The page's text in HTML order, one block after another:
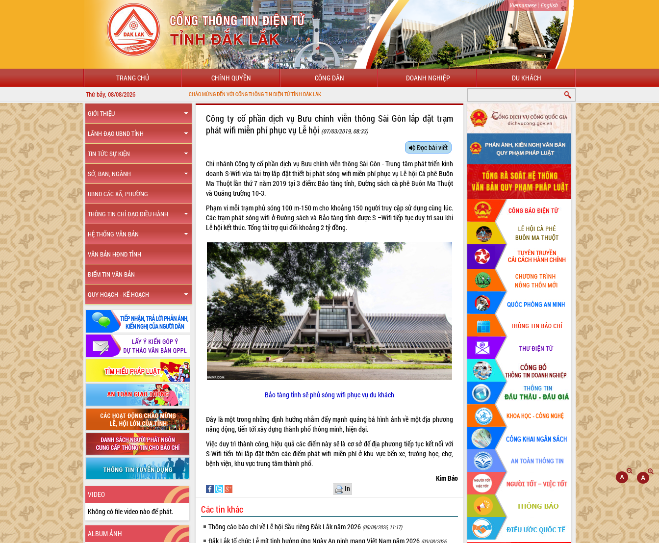
Vietnamese| English
TRANG CHỦ CHÍNH QUYỀN CÔNG DÂN DOANH NGHIỆP DU KHÁCH
Thứ bảy, 08/08/2026 CHÀO MỪNG ĐẾN VỚI CỔNG THÔNG TIN ĐIỆN TỬ TỈNH ĐẮK LẮK
GIỚI THIỆU
LÃNH ĐẠO UBND TỈNH
TIN TỨC SỰ KIỆN
SỞ, BAN, NGÀNH
UBND CÁC XÃ, PHƯỜNG
THÔNG TIN CHỈ ĐẠO ĐIỀU HÀNH
HỆ THỐNG VĂN BẢN
VĂN BẢN HĐND TỈNH
ĐIỂM TIN VĂN BẢN
QUY HOẠCH - KẾ HOẠCH
VIDEO
Không có file video nào để phát.
ALBUM ẢNH
Công ty cổ phần dịch vụ Bưu chính viễn thông Sài Gòn lắp đặt trạm
phát wifi miễn phí phục vụ Lễ hội (07/03/2019, 08:33)
Đọc bài viết
Chi nhánh Công ty cổ phần dịch vụ Bưu chính viễn thông Sài Gòn - Trung tâm phát triển kinh
doanh S-Wifi vừa tài trợ lắp đặt thiết bị phát sóng wifi miễn phí phục vụ Lễ hội Cà phê Buôn
Ma Thuột lần thứ 7 năm 2019 tại 3 điểm: Bảo tàng tỉnh, Đường sách cà phê Buôn Ma Thuột
và Quảng trường 10-3.
Phạm vi mỗi trạm phủ sóng 100 m-150 m cho khoảng 150 người truy cập sử dụng cùng lúc.
Các trạm phát sóng wifi ở Đường sách và Bảo tàng tỉnh được S –Wifi tiếp tục duy trì sau khi
Lễ hội kết thúc. Tổng tài trợ qui đổi khoảng 2 tỷ đồng.
Bảo tàng tỉnh sẽ phủ sóng wifi phục vụ du khách
Đây là một trong những định hướng nhằm đẩy mạnh quảng bá hình ảnh về một địa phương
năng động, tiến tới xây dựng thành phố thông minh, hiện đại.
Việc duy trì thành công, hiệu quả các điểm này sẽ là cơ sở để địa phương tiếp tục kết nối với
S-Wifi tiến tới lắp đặt thêm các điểm phát wifi miễn phí ở khu vực bến xe, trường học, chợ,
bệnh viện, khu vực trung tâm thành phố.
Kim Bảo
In
Các tin khác
Thông cáo báo chí về Lễ hội Sầu riêng Đắk Lắk năm 2026 (05/08/2026, 11:17)
Đắk Lắk tổ chức Lễ mít tinh hưởng ứng Ngày An ninh mạng Việt Nam năm 2026 (03/08/2026,